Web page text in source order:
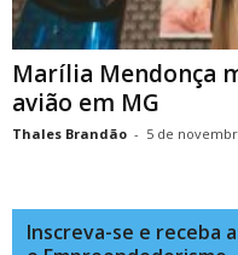
Marília Mendonça
avião em MG
Thales Brandão - 5 de
Inscreva-se e receba